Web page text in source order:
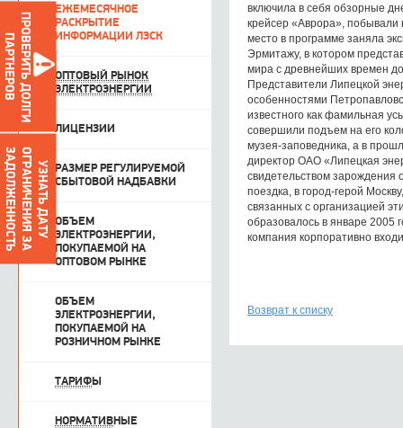
включила в себя обзорные
крейсер «Аврора», побывали
место в программе заняла
Эрмитажу, в котором
мира с древнейших времен
Представители Липецкой
особенностями
известного как фамильная
совершили подъем на его
музея-заповедника, а в
директор ОАО «Липецкая
свидетельством зарождения
поездка, в город-герой
связанных с организацией
образовалось в январе 2005
компания корпоративно
Возврат к списку
ЕЖЕМЕСЯЧНОЕ
РАСКРЫТИЕ
ИНФОРМАЦИИ ЛЭСК
ОПТОВЫЙ РЫНОК
ЭЛЕКТРОЭНЕРГИИ
ЛИЦЕНЗИИ
РАЗМЕР РЕГУЛИРУЕМОЙ
СБЫТОВОЙ НАДБАВКИ
ОБЪЕМ
ЭЛЕКТРОЭНЕРГИИ,
ПОКУПАЕМОЙ НА
ОПТОВОМ РЫНКЕ
ОБЪЕМ
ЭЛЕКТРОЭНЕРГИИ,
ПОКУПАЕМОЙ НА
РОЗНИЧНОМ РЫНКЕ
ТАРИФЫ
НОРМАТИВНЫЕ
ПРОВЕРИТЬ ДОЛГИ
ПАРТНЕРОВ
УЗНАТЬ ДАТУ
О
Г
Р
А
Н
И
Ч
Е
Н
И
Я
З
А
З
А
Д
О
Л
Ж
Е
Н
Н
О
С
Т
Ь